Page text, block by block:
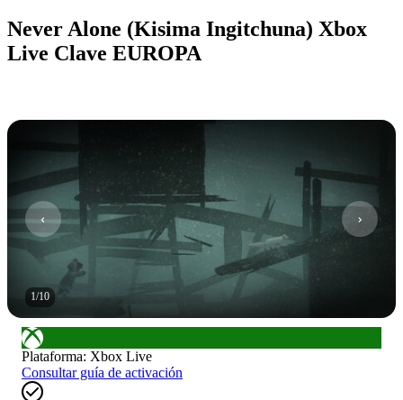
Never Alone (Kisima Ingitchuna) Xbox
Live Clave EUROPA
1/10
Plataforma: Xbox Live
Consultar guía de activación